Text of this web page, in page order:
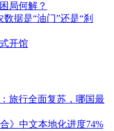
局何解？
据是“油门”还是“刹
开馆
旅行全面复苏，哪国最
》中文本地化进度74%